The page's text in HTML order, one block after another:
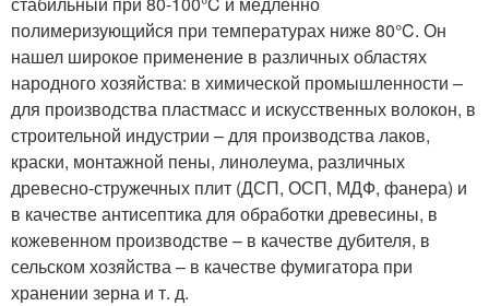
полимеризующийся при температурах ниже 80°C. Он
нашел широкое применение в различных областях
народного хозяйства: в химической промышленности –
для производства пластмасс и искусственных волокон, в
строительной индустрии – для производства лаков,
краски, монтажной пены, линолеума, различных
древесно-стружечных плит (ДСП, ОСП, МДФ, фанера) и
в качестве антисептика для обработки древесины, в
кожевенном производстве – в качестве дубителя, в
сельском хозяйства – в качестве фумигатора при
хранении зерна и т. д.